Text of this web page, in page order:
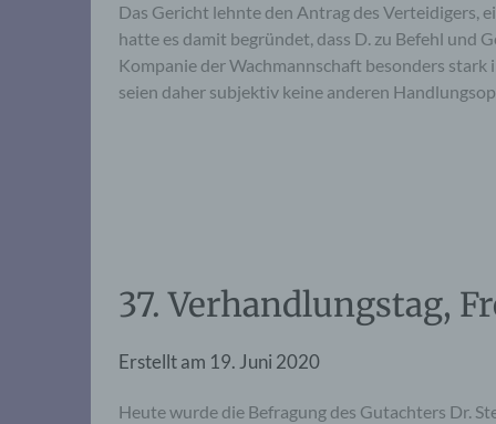
Das Gericht lehnte den Antrag des Verteidigers,
hatte es damit begründet, dass D. zu Befehl und
Kompanie der Wachmannschaft besonders
seien daher subjektiv keine anderen
37. Verhandlungstag,
Erstellt am 19. Juni 2020
Heute wurde die Befragung des Gutachters Dr.